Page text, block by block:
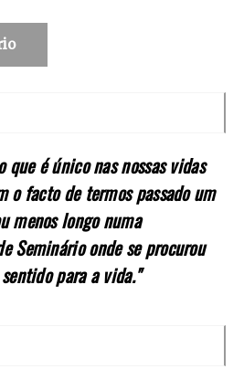
que é único nas nossas vidas
o facto de termos passado um
menos longo numa
Seminário onde se procurou
para a vida."